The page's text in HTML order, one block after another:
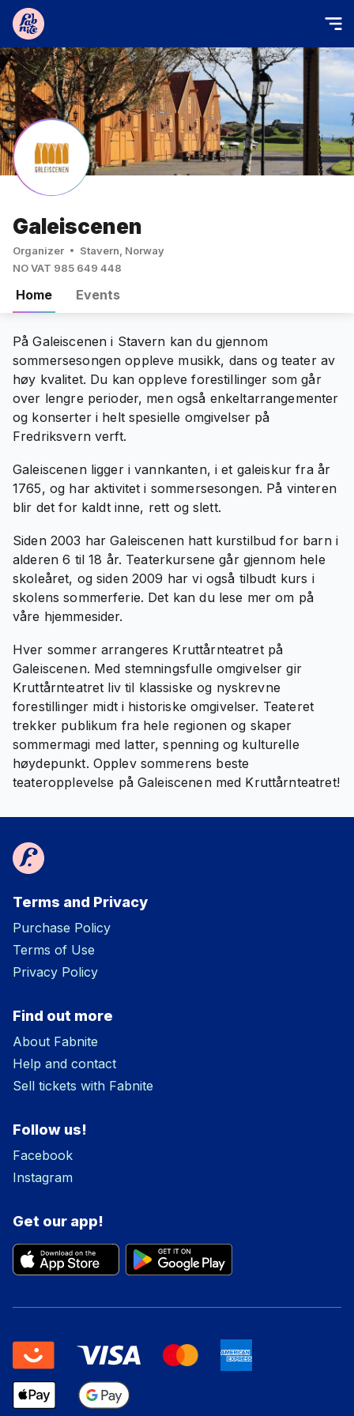
Galeiscenen
Organizer
Stavern, Norway
NO VAT 985 649 448
Home Events
På Galeiscenen i Stavern kan du gjennom
sommersesongen oppleve musikk, dans og teater av
høy kvalitet. Du kan oppleve forestillinger som går
over lengre perioder, men også enkeltarrangementer
og konserter i helt spesielle omgivelser på
Fredriksvern verft.
Galeiscenen ligger i vannkanten, i et galeiskur fra år
1765, og har aktivitet i sommersesongen. På vinteren
blir det for kaldt inne, rett og slett.
Siden 2003 har Galeiscenen hatt kurstilbud for barn i
alderen 6 til 18 år. Teaterkursene går gjennom hele
skoleåret, og siden 2009 har vi også tilbudt kurs i
skolens sommerferie. Det kan du lese mer om på
våre hjemmesider.
Hver sommer arrangeres Kruttårnteatret på
Galeiscenen. Med stemningsfulle omgivelser gir
Kruttårnteatret liv til klassiske og nyskrevne
forestillinger midt i historiske omgivelser. Teateret
trekker publikum fra hele regionen og skaper
sommermagi med latter, spenning og kulturelle
høydepunkt. Opplev sommerens beste
teateropplevelse på Galeiscenen med Kruttårnteatret!
Terms and Privacy
Purchase Policy
Terms of Use
Privacy Policy
Find out more
About Fabnite
Help and contact
Sell tickets with Fabnite
Follow us!
Facebook
Instagram
Get our app!